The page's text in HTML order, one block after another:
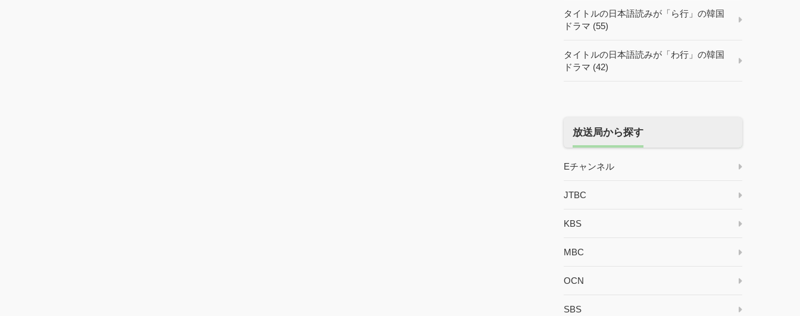
タイトルの日本語読みが「ら行」の韓国
ドラマ (55)
タイトルの日本語読みが「わ行」の韓国
ドラマ (42)
放送局から探す
Eチャンネル
JTBC
KBS
MBC
OCN
SBS